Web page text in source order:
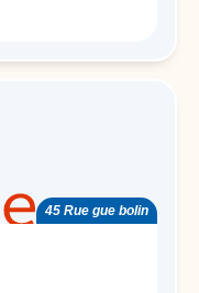
45 Rue gue bolin